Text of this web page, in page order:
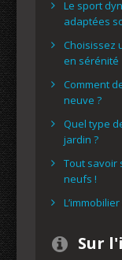
Le sport
adaptées
Choisissez
en sérénité
Comment
neuve ?
Quel type
jardin ?
Tout savoir
neufs !
Sur